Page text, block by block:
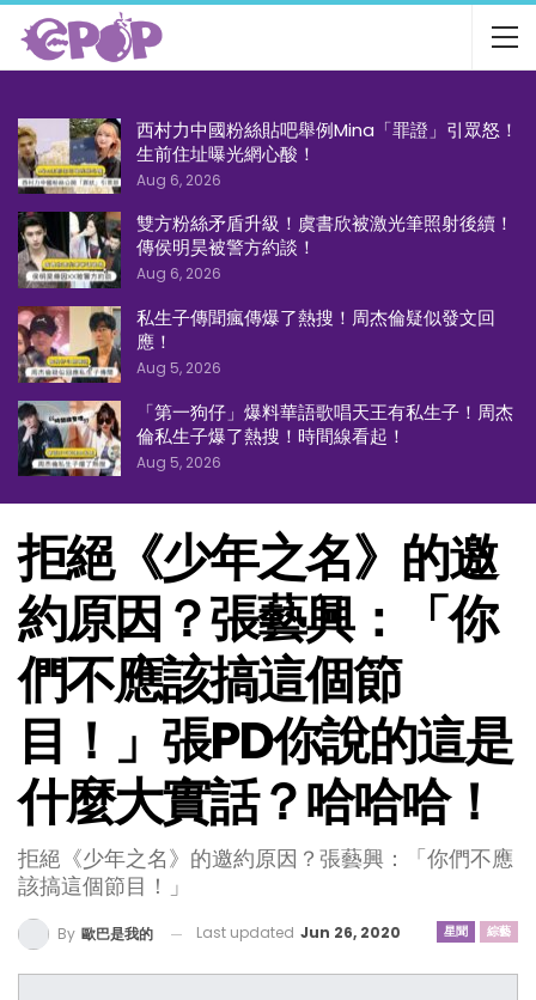
西村力中國粉絲貼吧舉例Mina「罪證」引眾怒！
生前住址曝光網心酸！
Aug 6, 2026
雙方粉絲矛盾升級！虞書欣被激光筆照射後續！
傳侯明昊被警方約談！
Aug 6, 2026
私生子傳聞瘋傳爆了熱搜！周杰倫疑似發文回
應！
Aug 5, 2026
「第一狗仔」爆料華語歌唱天王有私生子！周杰
倫私生子爆了熱搜！時間線看起！
Aug 5, 2026
拒絕《少年之名》的邀
約原因？張藝興：「你
們不應該搞這個節
目！」張PD你說的這是
什麼大實話？哈哈哈！
拒絕《少年之名》的邀約原因？張藝興：「你們不應
該搞這個節目！」
星聞 綜藝
By 歐巴是我的 Last updated Jun 26, 2020